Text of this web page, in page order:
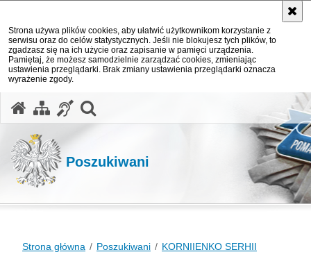
Strona używa plików cookies, aby ułatwić użytkownikom korzystanie z
serwisu oraz do celów statystycznych. Jeśli nie blokujesz tych plików, to
zgadzasz się na ich użycie oraz zapisanie w pamięci urządzenia.
Pamiętaj, że możesz samodzielnie zarządzać cookies, zmieniając
ustawienia przeglądarki. Brak zmiany ustawienia przeglądarki oznacza
wyrażenie zgody.
Poszukiwani
Strona główna Poszukiwani KORNIIENKO SERHII